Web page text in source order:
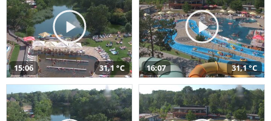
15:06 31,1 °C 16:07 31,1 °C